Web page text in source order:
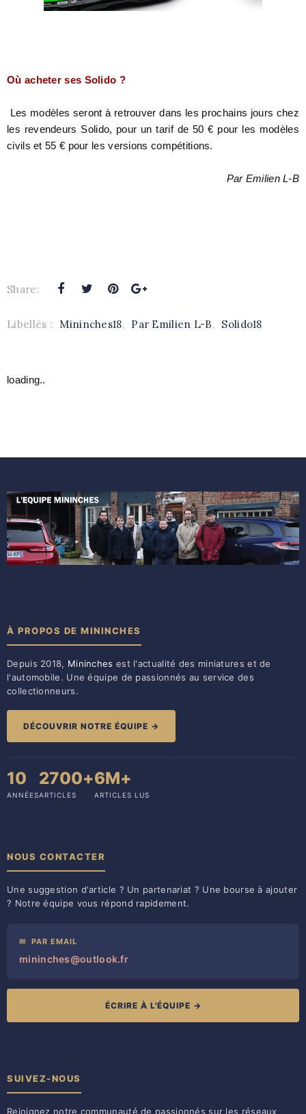
Où acheter ses Solido ?
Les modèles seront à retrouver dans les prochains jours chez
les revendeurs Solido, pour un tarif de 50 € pour les modèles
civils et 55 € pour les versions compétitions.
Par Emilien L-B
Share:
Libellés : Mininches18, Par Emilien L-B, Solido18
loading..
À PROPOS DE MININCHES
Depuis 2018, Mininches est l'actualité des miniatures et de
l'automobile. Une équipe de passionnés au service des
collectionneurs.
DÉCOUVRIR NOTRE ÉQUIPE →
10
ANNÉES
2700+
ARTICLES
6M+
ARTICLES LUS
NOUS CONTACTER
Une suggestion d'article ? Un partenariat ? Une bourse à ajouter
? Notre équipe vous répond rapidement.
✉ PAR EMAIL
mininches@outlook.fr
ÉCRIRE À L'ÉQUIPE →
SUIVEZ-NOUS
Rejoignez notre communauté de passionnés sur les réseaux